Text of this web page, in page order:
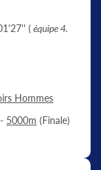
( équipe 4.
Hommes
5000m (Finale)